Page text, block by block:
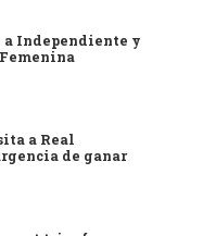
a Independiente y
a Real
de ganar